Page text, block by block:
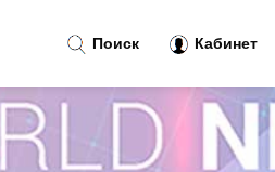
Поиск Кабинет